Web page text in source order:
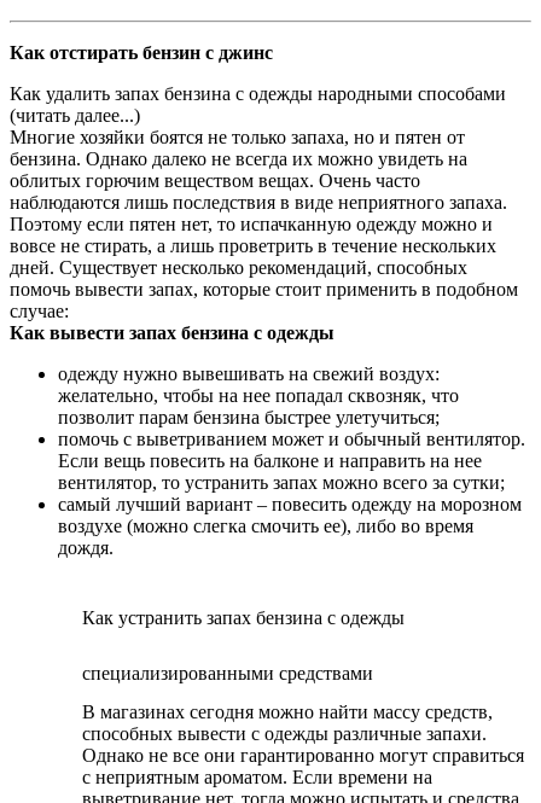
Как отстирать бензин с джинс
Как удалить запах бензина с одежды народными способами
(читать далее...)
Многие хозяйки боятся не только запаха, но и пятен от
бензина. Однако далеко не всегда их можно увидеть на
облитых горючим веществом вещах. Очень часто
наблюдаются лишь последствия в виде неприятного запаха.
Поэтому если пятен нет, то испачканную одежду можно и
вовсе не стирать, а лишь проветрить в течение нескольких
дней. Существует несколько рекомендаций, способных
помочь вывести запах, которые стоит применить в подобном
случае:
Как вывести запах бензина с одежды
одежду нужно вывешивать на свежий воздух:
желательно, чтобы на нее попадал сквозняк, что
позволит парам бензина быстрее улетучиться;
помочь с выветриванием может и обычный вентилятор.
Если вещь повесить на балконе и направить на нее
вентилятор, то устранить запах можно всего за сутки;
самый лучший вариант – повесить одежду на морозном
воздухе (можно слегка смочить ее), либо во время
дождя.
Как устранить запах бензина с одежды
специализированными средствами
В магазинах сегодня можно найти массу средств,
способных вывести с одежды различные запахи.
Однако не все они гарантированно могут справиться
с неприятным ароматом. Если времени на